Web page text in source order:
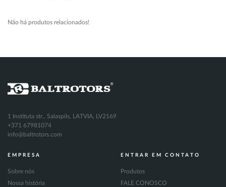
Não há produtos relacionados!
1 Instituta str., Salaspils, LATVIA, LV2169
+371 67981074
info@baltrotors.com
EMPRESA
Sobre nós
Nossa história
ENTRAR EM CONTATO
Produtos
FALE CONOSCO